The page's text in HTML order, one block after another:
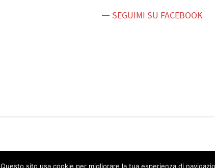
SEGUIMI SU FACEBOOK
Questo sito usa cookie per migliorare la tua esperienza di